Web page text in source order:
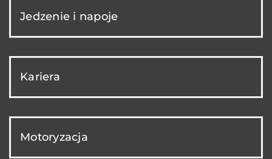
Jedzenie i napoje
Kariera
Motoryzacja